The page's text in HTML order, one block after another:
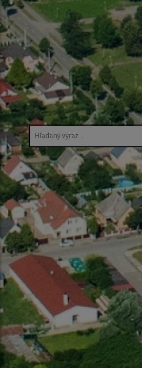
Hľadaný výraz...